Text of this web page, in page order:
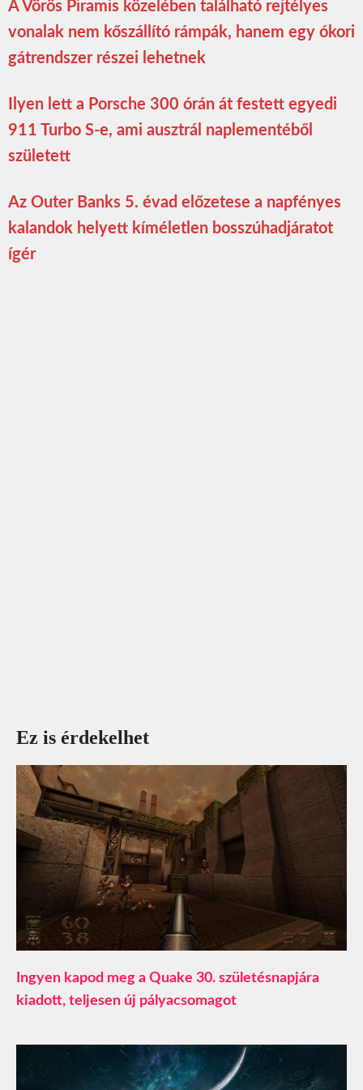
A Vörös Piramis közelében található rejtélyes
vonalak nem kőszállító rámpák, hanem egy ókori
gátrendszer részei lehetnek
Ilyen lett a Porsche 300 órán át festett egyedi
911 Turbo S-e, ami ausztrál naplementéből
született
Az Outer Banks 5. évad előzetese a napfényes
kalandok helyett kíméletlen bosszúhadjáratot
ígér
Ez is érdekelhet
Ingyen kapod meg a Quake 30. születésnapjára
kiadott, teljesen új pályacsomagot